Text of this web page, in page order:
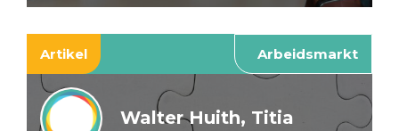
Artikel Arbeidsmarkt
Walter Huith, Titia